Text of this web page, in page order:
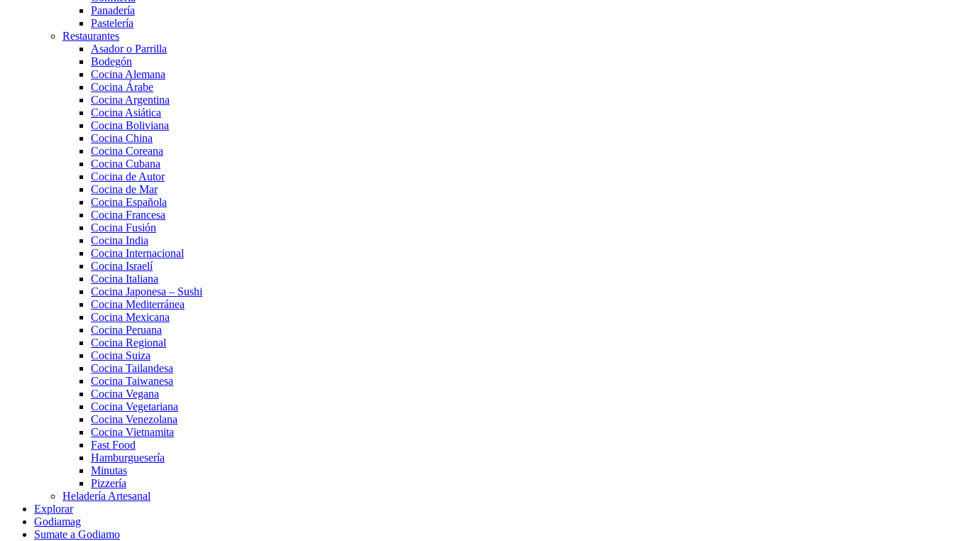
Panadería
Pastelería
Restaurantes
Asador o Parrilla
Bodegón
Cocina Alemana
Cocina Árabe
Cocina Argentina
Cocina Asiática
Cocina Boliviana
Cocina China
Cocina Coreana
Cocina Cubana
Cocina de Autor
Cocina de Mar
Cocina Española
Cocina Francesa
Cocina Fusión
Cocina India
Cocina Internacional
Cocina Israelí
Cocina Italiana
Cocina Japonesa – Sushi
Cocina Mediterránea
Cocina Mexicana
Cocina Peruana
Cocina Regional
Cocina Suiza
Cocina Tailandesa
Cocina Taiwanesa
Cocina Vegana
Cocina Vegetariana
Cocina Venezolana
Cocina Vietnamita
Fast Food
Hamburguesería
Minutas
Pizzería
Heladería Artesanal
Explorar
Godiamag
Sumate a Godiamo